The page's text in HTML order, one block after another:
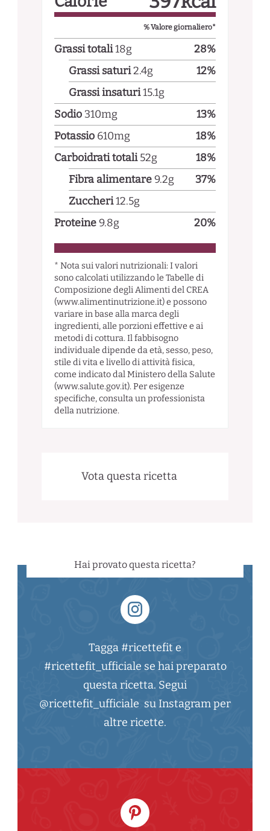
% Valore giornaliero*
Grassi totali18g 28%
Grassi saturi2.4g 12%
Grassi insaturi15.1g
Sodio 310mg 13%
Potassio 610mg 18%
Carboidrati totali 52g 18%
Fibra alimentare9.2g 37%
Zuccheri12.5g
Proteine9.8g 20%
* Nota sui valori nutrizionali: I valori
sono calcolati utilizzando le Tabelle di
Composizione degli Alimenti del CREA
(www.alimentinutrizione.it) e possono
variare in base alla marca degli
ingredienti, alle porzioni effettive e ai
metodi di cottura. Il fabbisogno
individuale dipende da età, sesso, peso,
stile di vita e livello di attività fisica,
come indicato dal Ministero della Salute
(www.salute.gov.it). Per esigenze
specifiche, consulta un professionista
della nutrizione.
Vota questa ricetta
Hai provato questa ricetta?
Tagga #ricettefit e
#ricettefit_ufficiale se hai preparato
questa ricetta. Segui
@ricettefit_ufficiale su Instagram per
altre ricette.